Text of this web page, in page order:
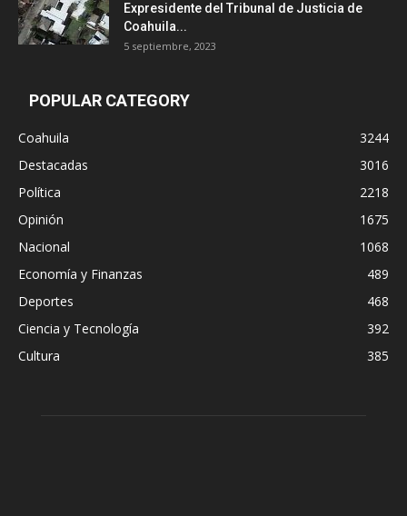
Expresidente del Tribunal de Justicia de
Coahuila...
5 septiembre, 2023
POPULAR CATEGORY
Coahuila
3244
Destacadas
3016
Política
2218
Opinión
1675
Nacional
1068
Economía y Finanzas
489
Deportes
468
Ciencia y Tecnología
392
Cultura
385